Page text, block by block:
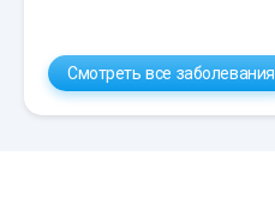
Смотреть все заболевания